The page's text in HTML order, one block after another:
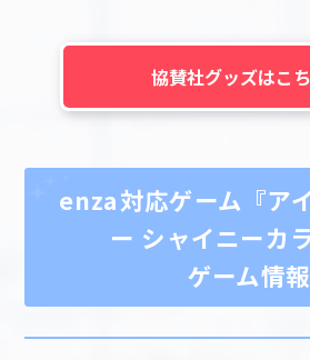
協賛社グッズはこ
enza対応ゲーム『ア
ー シャイニーカ
ゲーム情報